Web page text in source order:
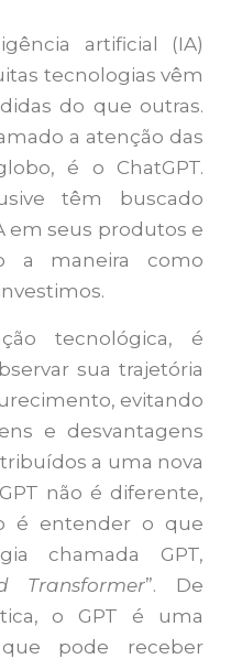
artificial (IA)
tecnologias vêm
do que outras.
a atenção das
é o ChatGPT.
têm buscado
em seus produtos e
a maneira como
tecnológica, é
sua trajetória
evitando
e desvantagens
a uma nova
não é diferente,
é entender o que
chamada GPT,
Transformer”. De
o GPT é uma
pode receber